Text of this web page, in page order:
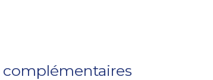
complémentaires